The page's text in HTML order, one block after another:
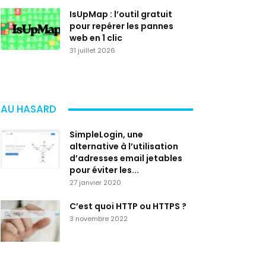
IsUpMap : l’outil gratuit
pour repérer les pannes
web en 1 clic
31 juillet 2026
AU HASARD
SimpleLogin, une
alternative à l’utilisation
d’adresses email jetables
pour éviter les...
27 janvier 2020
C’est quoi HTTP ou HTTPS ?
3 novembre 2022